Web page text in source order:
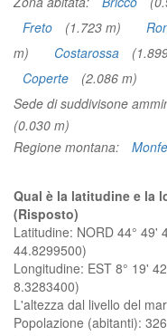
Freto
(1.723 m)
m)
Costarossa
Coperte
(2.086 m)
Sede di suddivisone
(0.030 m)
Regione montana:
Qual è la latitudine e la
(Risposto)
Latitudine: NORD 44° 49'
44.8299500)
Longitudine: EST 8° 19'
8.3283400)
L'altezza dal livello del
Popolazione (abitanti): 326